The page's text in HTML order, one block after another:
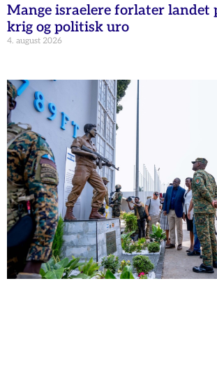
Mange israelere forlater landet
krig og politisk uro
4. august 2026